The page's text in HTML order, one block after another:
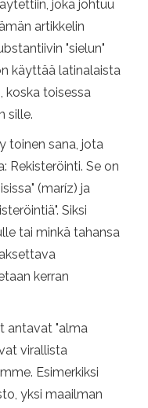
joka johtuu
artikkelin
"sielun"
käyttää latinalaista
koska toisessa
sille.
toinen sana, jota
Rekisteröinti. Se on
(maríz) ja
Siksi
tai minkä tahansa
kerran
antavat "alma
virallista
Esimerkiksi
yksi maailman